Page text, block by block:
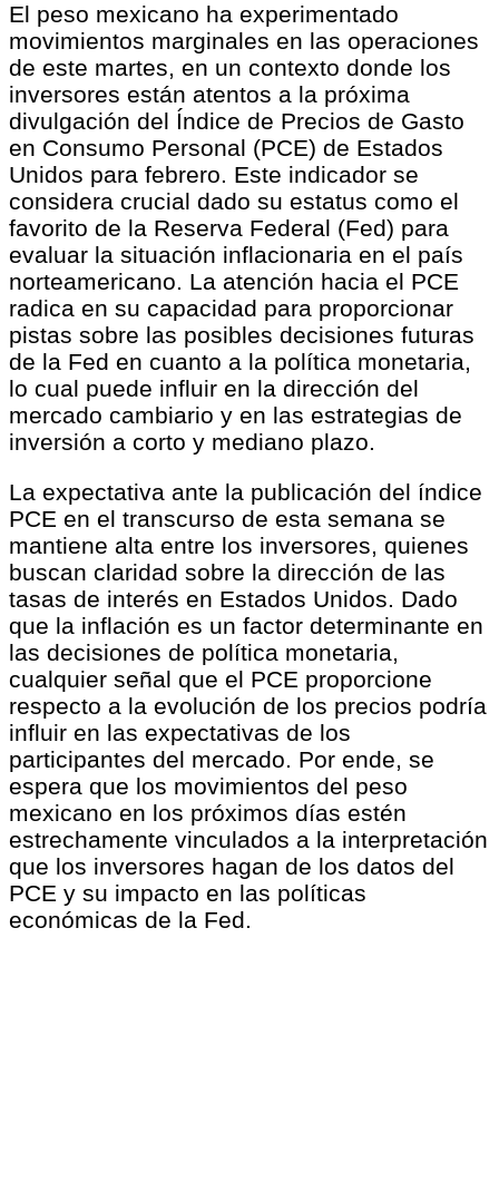
El peso mexicano ha experimentado
movimientos marginales en las operaciones
de este martes, en un contexto donde los
inversores están atentos a la próxima
divulgación del Índice de Precios de Gasto
en Consumo Personal (PCE) de Estados
Unidos para febrero. Este indicador se
considera crucial dado su estatus como el
favorito de la Reserva Federal (Fed) para
evaluar la situación inflacionaria en el país
norteamericano. La atención hacia el PCE
radica en su capacidad para proporcionar
pistas sobre las posibles decisiones futuras
de la Fed en cuanto a la política monetaria,
lo cual puede influir en la dirección del
mercado cambiario y en las estrategias de
inversión a corto y mediano plazo.
La expectativa ante la publicación del índice
PCE en el transcurso de esta semana se
mantiene alta entre los inversores, quienes
buscan claridad sobre la dirección de las
tasas de interés en Estados Unidos. Dado
que la inflación es un factor determinante en
las decisiones de política monetaria,
cualquier señal que el PCE proporcione
respecto a la evolución de los precios podría
influir en las expectativas de los
participantes del mercado. Por ende, se
espera que los movimientos del peso
mexicano en los próximos días estén
estrechamente vinculados a la interpretación
que los inversores hagan de los datos del
PCE y su impacto en las políticas
económicas de la Fed.